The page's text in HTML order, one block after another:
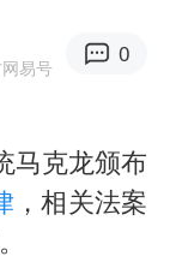
年仅44岁
女子开一天一夜空调后二氧化碳中毒
97岁英国奶奶飞上天再破吉尼斯纪录
更省电”不实
易号
0
马克龙颁布
，相关法案